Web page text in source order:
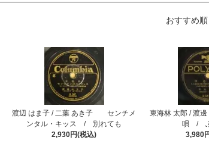
おすすめ順
渡辺 はま子 / 二葉 あき子 センチメ
ンタル・キッス / 別れても
2,930円(税込)
東海林 太郎 /
唄 / ふ
3,980